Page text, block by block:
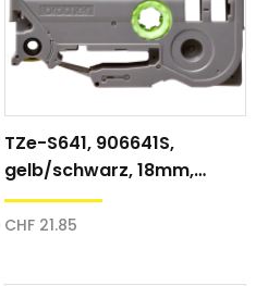
TZe-S641, 906641S,
gelb/schwarz, 18mm,
Schriftband
CHF 21.85